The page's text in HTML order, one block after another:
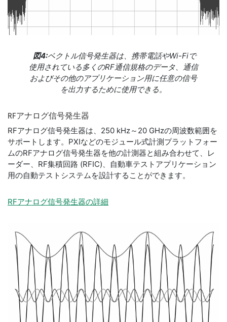
図4:ベクトル信号発生器は、携帯電話やWi-Fiで
使用されている多くのRF通信規格のデータ、通信
およびその他のアプリケーション用に任意の信号
を出力するために使用できる。
RFアナログ信号発生器
RFアナログ信号発生器は、250 kHz～20 GHzの周波数範囲を
サポートします。PXIなどのモジュール式計測プラットフォー
ムのRFアナログ信号発生器を他の計測器と組み合わせて、レ
ーダー、RF集積回路 (RFIC)、自動車テストアプリケーション
用の自動テストシステムを設計することができます。
RFアナログ信号発生器の詳細